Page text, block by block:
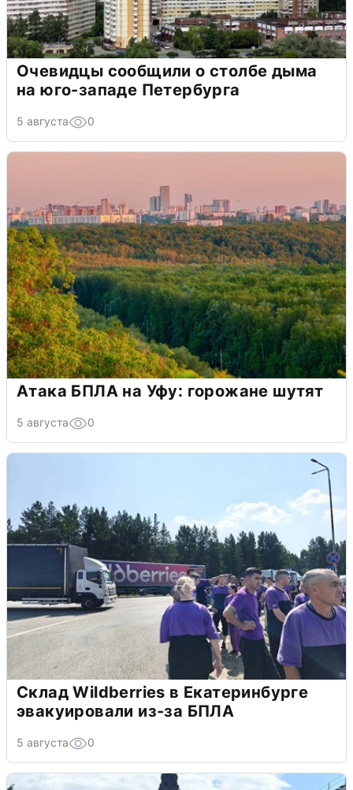
Очевидцы сообщили о столбе дыма
на юго-западе Петербурга
5 августа 0
Атака БПЛА на Уфу: горожане шутят
5 августа 0
Склад Wildberries в Екатеринбурге
эвакуировали из-за БПЛА
5 августа 0